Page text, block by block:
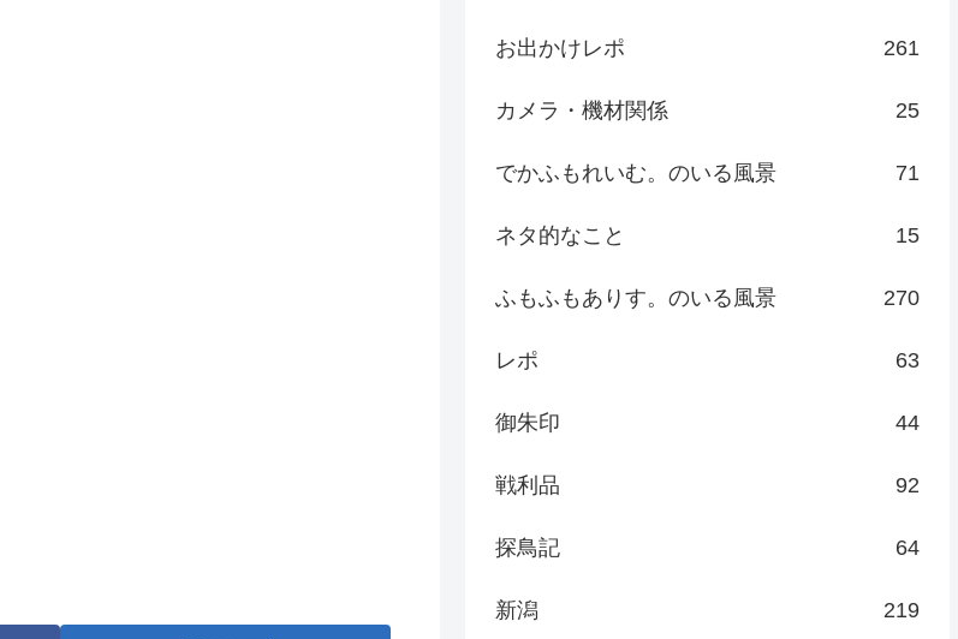
お出かけレポ 261
カメラ・機材関係 25
でかふもれいむ。のいる風景 71
ネタ的なこと 15
ふもふもありす。のいる風景 270
レポ 63
御朱印 44
戦利品 92
探鳥記 64
新潟 219